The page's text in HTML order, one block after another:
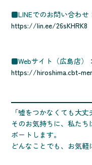
■LINEでのお問い合わせ
https://lin.ee/26sKHRK8
■Webサイト（広島店）：
https://hiroshima.cbt-
「嘘をつかなくても大
そのお気持ちに、私た
ポートします。
どんなことでも、お気軽